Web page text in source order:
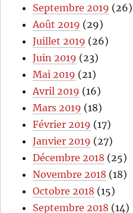
Septembre 2019 (26)
Août 2019 (29)
Juillet 2019 (26)
Juin 2019 (23)
Mai 2019 (21)
Avril 2019 (16)
Mars 2019 (18)
Février 2019 (17)
Janvier 2019 (27)
Décembre 2018 (25)
Novembre 2018 (18)
Octobre 2018 (15)
Septembre 2018 (14)